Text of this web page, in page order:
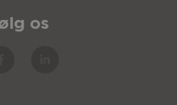
os